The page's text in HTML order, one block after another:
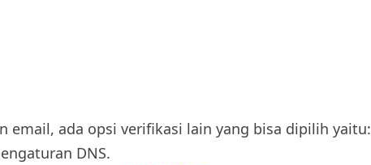
email, ada opsi verifikasi lain yang bisa dipilih yaitu:
DNS.